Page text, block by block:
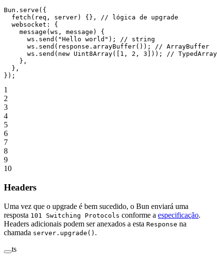
Bun. serve ({
  fetch
( req , server) {}, // lógica de upgrade
  websocket: {
    message
( ws , message ) {
      ws.
send ( "Hello world" ); // string
      ws.
send (response. arrayBuffer()); // ArrayBuffer
      ws.
send ( new Uint8Array([ 1 , 2 , 3 ])); //
    },
  },
});
1
2
3
4
5
6
7
8
9
10
Headers
Uma vez que o upgrade é bem sucedido, o Bun enviará uma
resposta 101 Switching Protocols conforme a especificação.
Headers adicionais podem ser anexados a esta Response na
chamada server.upgrade() .
ts